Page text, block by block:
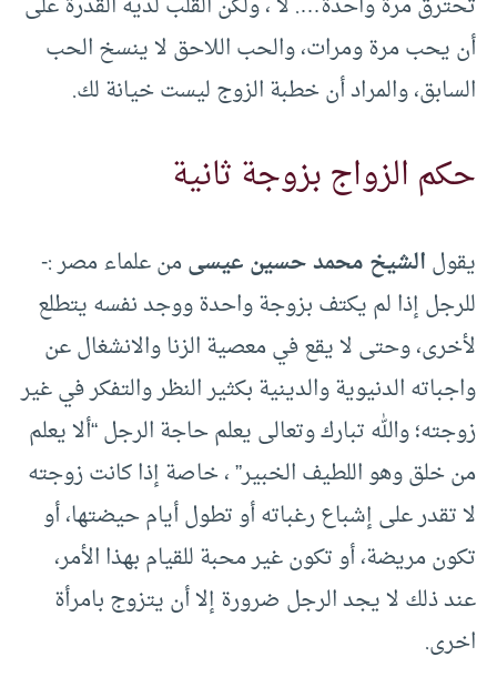
أن يحب مرة ومرات، والحب اللاحق لا ينسخ الحب
السابق، والمراد أن خطبة الزوج ليست خيانة لك.
حكم الزواج بزوجة ثانية
يقولالشيخ محمد حسين عيسىمن علماء مصر :-
للرجل إذا لم يكتف بزوجة واحدة ووجد نفسه يتطلع
لأخرى، وحتى لا يقع في معصية الزنا والانشغال عن
واجباته الدنيوية والدينية بكثير النظر والتفكر في غير
زوجته؛ والله تبارك وتعالى يعلم حاجة الرجل “ألا يعلم
من خلق وهو اللطيف الخبير” ، خاصة إذا كانت زوجته
لا تقدر على إشباع رغباته أو تطول أيام حيضتها، أو
تكون مريضة، أو تكون غير محبة للقيام بهذا الأمر،
عند ذلك لا يجد الرجل ضرورة إلا أن يتزوج بامرأة
اخرى.